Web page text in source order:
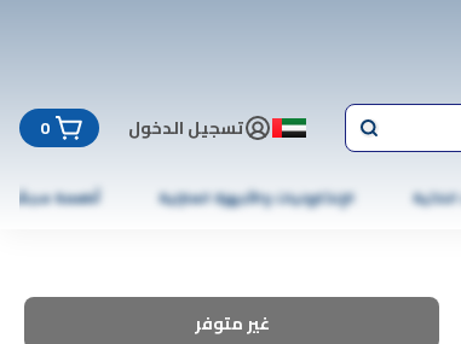
تسجيل الدخول 0
الإلكترونيات والأجهزة المنزلية أطعمة مجمّدة
غير متوفر